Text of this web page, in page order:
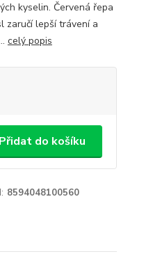
kyselin. Červená řepa
zaručí lepší trávení a
celý popis
Přidat do košíku
8594048100560